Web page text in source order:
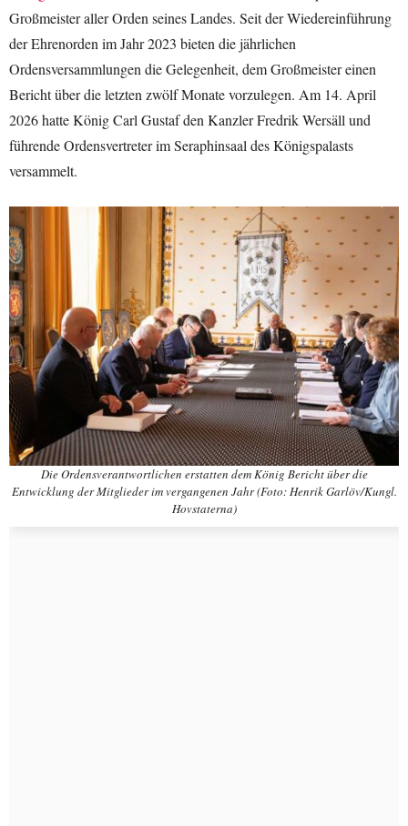
Großmeister aller Orden seines Landes. Seit der Wiedereinführung
der Ehrenorden im Jahr 2023 bieten die jährlichen
Ordensversammlungen die Gelegenheit, dem Großmeister einen
Bericht über die letzten zwölf Monate vorzulegen. Am 14. April
2026 hatte König Carl Gustaf den Kanzler Fredrik Wersäll und
führende Ordensvertreter im Seraphinsaal des Königspalasts
versammelt.
Die Ordensverantwortlichen erstatten dem König Bericht über die
Entwicklung der Mitglieder im vergangenen Jahr (Foto: Henrik Garlöv/Kungl.
Hovstaterna)